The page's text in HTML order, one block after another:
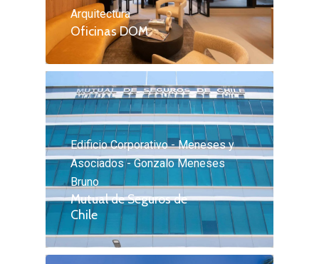
Arquitectura
Oficinas DOM
Edificio Corporativo - Meneses y
Asociados - Gonzalo Meneses
Bruno
Mutual de Seguros de
Chile